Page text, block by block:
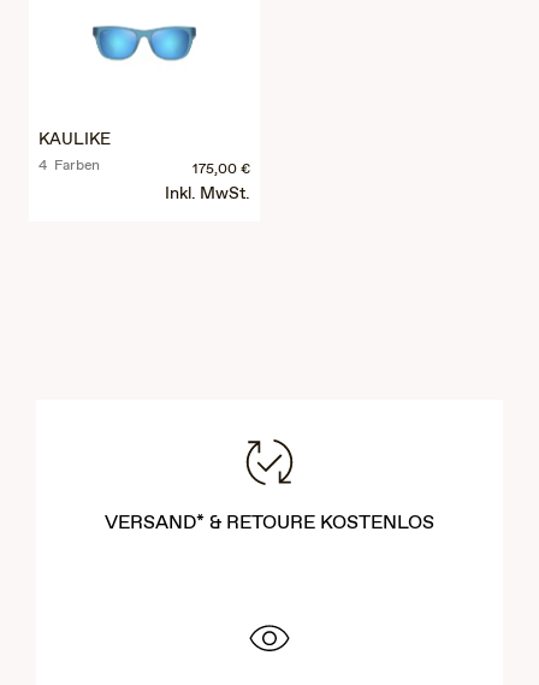
KAULIKE
4 Farben 175,00 €
Inkl. MwSt.
VERSAND* & RETOURE KOSTENLOS